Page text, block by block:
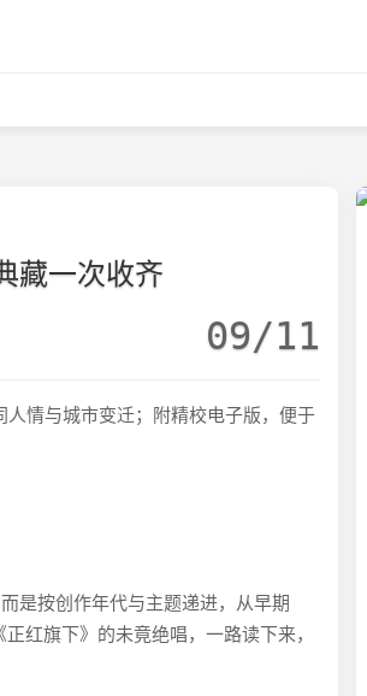
藏一次收齐
09/11
情与城市变迁；附精校电子版，便于
是按创作年代与主题递进，从早期
红旗下》的未竟绝唱，一路读下来，